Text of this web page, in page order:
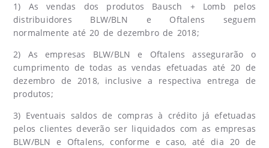
1) As vendas dos produtos Bausch + Lomb pelos
distribuidores BLW/BLN e Oftalens seguem
normalmente até 20 de dezembro de 2018;
2) As empresas BLW/BLN e Oftalens assegurarão o
cumprimento de todas as vendas efetuadas até 20 de
dezembro de 2018, inclusive a respectiva entrega de
produtos;
3) Eventuais saldos de compras à crédito já efetuadas
pelos clientes deverão ser liquidados com as empresas
BLW/BLN e Oftalens, conforme e caso, até dia 20 de